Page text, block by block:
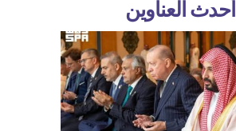
أحدث العناوين